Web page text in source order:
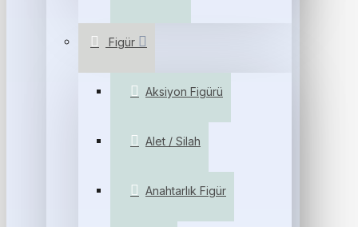
Figür
Aksiyon Figürü
Alet / Silah
Anahtarlık Figür